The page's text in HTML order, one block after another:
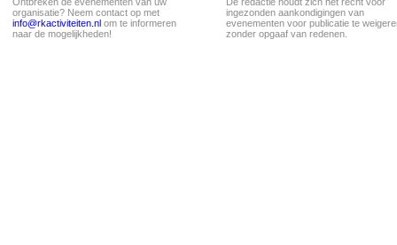
organisatie? Neem contact op met
info@rkactiviteiten.nl om te informeren
naar de mogelijkheden!
ingezonden aankondigingen van
evenementen voor publicatie te
zonder opgaaf van redenen.